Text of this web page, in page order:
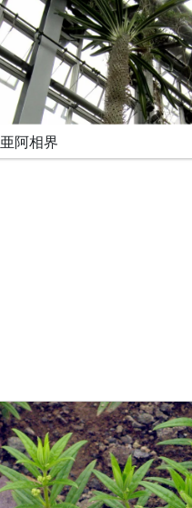
亜阿相界